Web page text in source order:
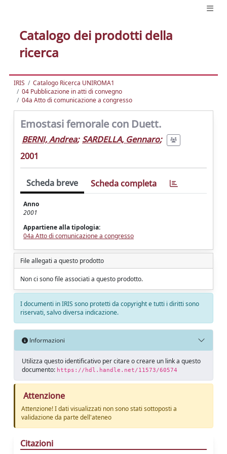
Catalogo dei prodotti della
ricerca
IRIS
Catalogo Ricerca UNIROMA1
04 Pubblicazione in atti di convegno
04a Atto di comunicazione a congresso
Emostasi femorale con Duett.
BERNI, Andrea; SARDELLA, Gennaro;
2001
Scheda breve Scheda completa
Anno
2001
Appartiene alla tipologia:
04a Atto di comunicazione a congresso
File allegati a questo prodotto
Non ci sono file associati a questo prodotto.
I documenti in IRIS sono protetti da copyright e tutti i diritti sono
riservati, salvo diversa indicazione.
Informazioni
Utilizza questo identificativo per citare o creare un link a questo
documento: https://hdl.handle.net/11573/60574
Attenzione
Attenzione! I dati visualizzati non sono stati sottoposti a
validazione da parte dell'ateneo
Citazioni